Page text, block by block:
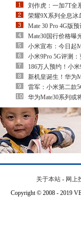
刘作虎：一加7T全
荣耀9X系列全息冰
Mate 30 Pro 4G版
Mate30国行价格曝
小米宣布：今日起
小米9Pro 5G评测
186万人预约！小
新机皇诞生！华为
雷军：小米第二款
华为Mate30系列或
关于本站 - 网上
Copyright © 2008 - 2019